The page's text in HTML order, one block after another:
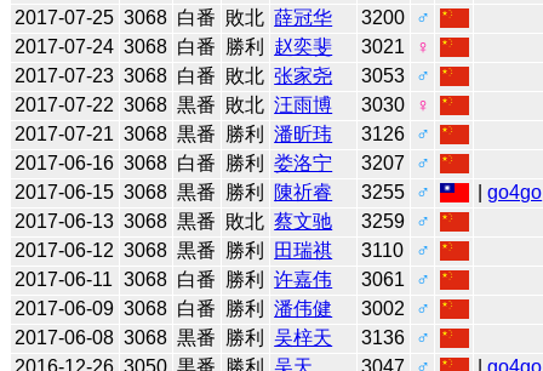
2017-07-25 3068 白番 敗北 薛冠华 3200
♂
2017-07-24 3068 白番 勝利 赵奕斐 3021
♀
2017-07-23 3068 白番 敗北 张家尧 3053
♂
2017-07-22 3068 黒番 敗北 汪雨博 3030
♀
2017-07-21 3068 黒番 勝利 潘昕玮 3126
♂
2017-06-16 3068 白番 勝利 娄洛宁 3207
♂
2017-06-15 3068 黒番 勝利 陳祈睿 3255 ♂ |go4go
2017-06-13 3068 黒番 敗北 蔡文驰 3259
♂
2017-06-12 3068 黒番 勝利 田瑞祺 3110
♂
2017-06-11 3068 白番 勝利 许嘉伟 3061
♂
2017-06-09 3068 白番 勝利 潘伟健 3002
♂
2017-06-08 3068 黒番 勝利 吴梓天 3136
♂
2016-12-26 3050 黒番 勝利 吴天 3047 ♂ |go4go